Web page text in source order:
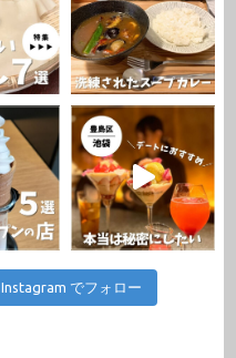
Instagram でフォロー